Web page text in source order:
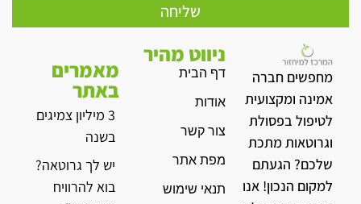
שליחה
מחפשים חברה
אמינה ומקצועית
לטיפול בפסולת
וגרוטאות מתכת
שלכם? הגעתם
למקום הנכון! אנו
ניווט מהיר
דף הבית
אודות
צור קשר
מפת אתר
תנאי שימוש
מאמרים
באתר
3 מיליון צמיגים
בשנה
יש לך גרוטאה?
בוא להרוויח